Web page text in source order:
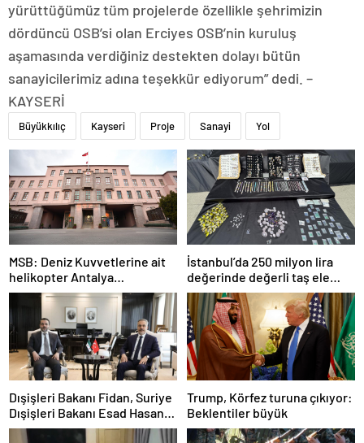
yürüttüğümüz tüm projelerde özellikle şehrimizin
dördüncü OSB’si olan Erciyes OSB’nin kuruluş
aşamasında verdiğiniz destekten dolayı bütün
sanayicilerimiz adına teşekkür ediyorum” dedi. –
KAYSERİ
Büyükkılıç Kayseri Proje Sanayi Yol
MSB: Deniz Kuvvetlerine ait
helikopter Antalya
açıklarında acil iniş yaptı
İstanbul’da 250 milyon lira
değerinde değerli taş ele
geçirildi
Dışişleri Bakanı Fidan, Suriye
Dışişleri Bakanı Esad Hasan
Şeybani ile görüştü
Trump, Körfez turuna çıkıyor:
Beklentiler büyük